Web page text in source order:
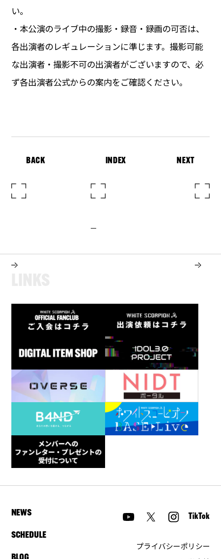
い。
・本公演のライブ中の撮影・録音・録画の可否は、
各出演者のレギュレーションに準じます。撮影可能
な出演者・撮影不可の出演者がございますので、必
ず各出演者公式からの案内をご確認ください。
BACK INDEX NEXT
NEWS
SCHEDULE
TikTok
プライバシーポリシー